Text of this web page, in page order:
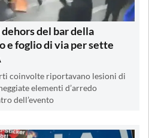
del bar della
e foglio di via per sette
coinvolte riportavano lesioni di
elementi d’arredo
dell’evento